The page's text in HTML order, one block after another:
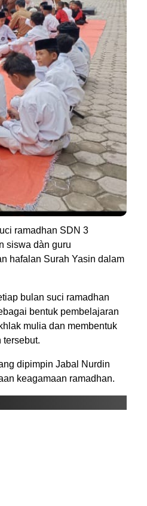
ramadhan SDN 3
siswa dàn guru
hafalan Surah Yasin dalam
bulan suci ramadhan
bentuk pembelajaran
mulia dan membentuk
tersebut.
dipimpin Jabal Nurdin
keagamaan ramadhan.